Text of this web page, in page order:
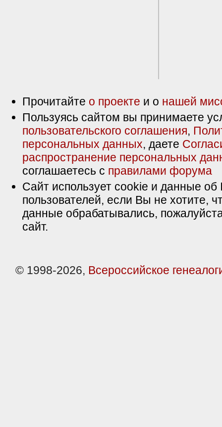
Прочитайте о проекте и о нашей
Пользуясь сайтом вы принимаете
пользовательского соглашения,
персональных данных, даете
распространение персональных
соглашаетесь с правилами форума
Сайт использует cookie и данные об
пользователей, если Вы не хотите,
данные обрабатывались,
сайт.
© 1998-2026, Всероссийское